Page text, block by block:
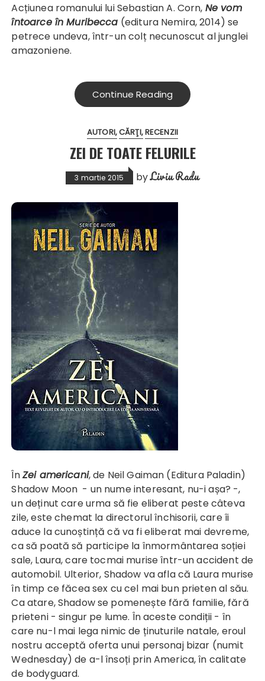
Acțiunea romanului lui Sebastian A. Corn, Ne vom
întoarce în Muribecca (editura Nemira, 2014) se
petrece undeva, într-un colț necunoscut al junglei
amazoniene.
Continue Reading
AUTORI CĂRŢI RECENZII
ZEI DE TOATE FELURILE
3 martie 2015 byLiviu Radu
ÎnZei americani, de Neil Gaiman (Editura Paladin)
Shadow Moon - un nume interesant, nu-i așa? -,
un deținut care urma să fie eliberat peste câteva
zile, este chemat la directorul închisorii, care îi
aduce la cunoștință că va fi eliberat mai devreme,
ca să poată să participe la înmormântarea soției
sale, Laura, care tocmai murise într-un accident de
automobil. Ulterior, Shadow va afla că Laura murise
în timp ce făcea sex cu cel mai bun prieten al său.
Ca atare, Shadow se pomenește fără familie, fără
prieteni - singur pe lume. În aceste condiții - în
care nu-l mai lega nimic de ținuturile natale, eroul
nostru acceptă oferta unui personaj bizar (numit
Wednesday) de a-l însoți prin America, în calitate
de bodyguard.